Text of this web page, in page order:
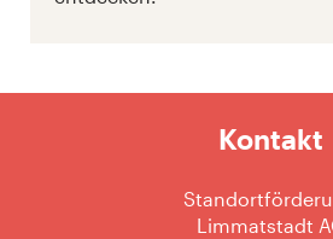
Kontakt
Limmatstadt